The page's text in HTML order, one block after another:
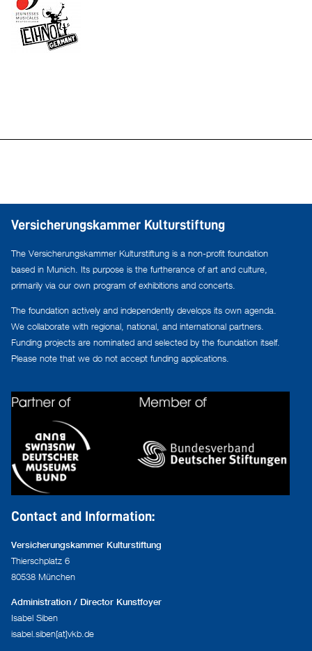
Versicherungskammer Kulturstiftung
The Versicherungskammer Kulturstiftung is a non-profit foundation
based in Munich. Its purpose is the furtherance of art and culture,
primarily via our own program of exhibitions and concerts.
The foundation actively and independently develops its own agenda.
We collaborate with regional, national, and international partners.
Funding projects are nominated and selected by the foundation itself.
Please note that we do not accept funding applications.
Contact and Information:
Versicherungskammer Kulturstiftung
Thierschplatz 6
80538 München
Administration / Director Kunstfoyer
Isabel Siben
isabel.siben[at]vkb.de